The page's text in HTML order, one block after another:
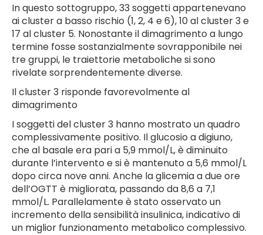
In questo sottogruppo, 33 soggetti appartenevano
ai cluster a basso rischio (1, 2, 4 e 6), 10 al cluster 3 e
17 al cluster 5. Nonostante il dimagrimento a lungo
termine fosse sostanzialmente sovrapponibile nei
tre gruppi, le traiettorie metaboliche si sono
rivelate sorprendentemente diverse.
Il cluster 3 risponde favorevolmente al
dimagrimento
I soggetti del cluster 3 hanno mostrato un quadro
complessivamente positivo. Il glucosio a digiuno,
che al basale era pari a 5,9 mmol/L, è diminuito
durante l’intervento e si è mantenuto a 5,6 mmol/L
dopo circa nove anni. Anche la glicemia a due ore
dell’OGTT è migliorata, passando da 8,6 a 7,1
mmol/L. Parallelamente è stato osservato un
incremento della sensibilità insulinica, indicativo di
un miglior funzionamento metabolico complessivo.